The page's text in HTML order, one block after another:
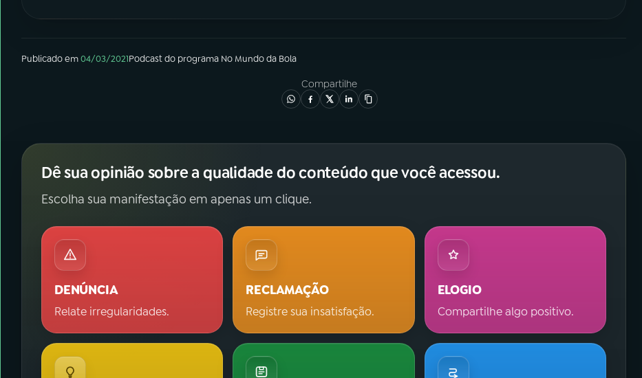
Publicado em04/03/2021Podcastdo programa No Mundo da Bola
Compartilhe
Dê sua opinião sobre a qualidade do conteúdo que você acessou.
Escolha sua manifestação em apenas um clique.
DENÚNCIA
Relate irregularidades.
RECLAMAÇÃO
Registre sua insatisfação.
ELOGIO
Compartilhe algo positivo.